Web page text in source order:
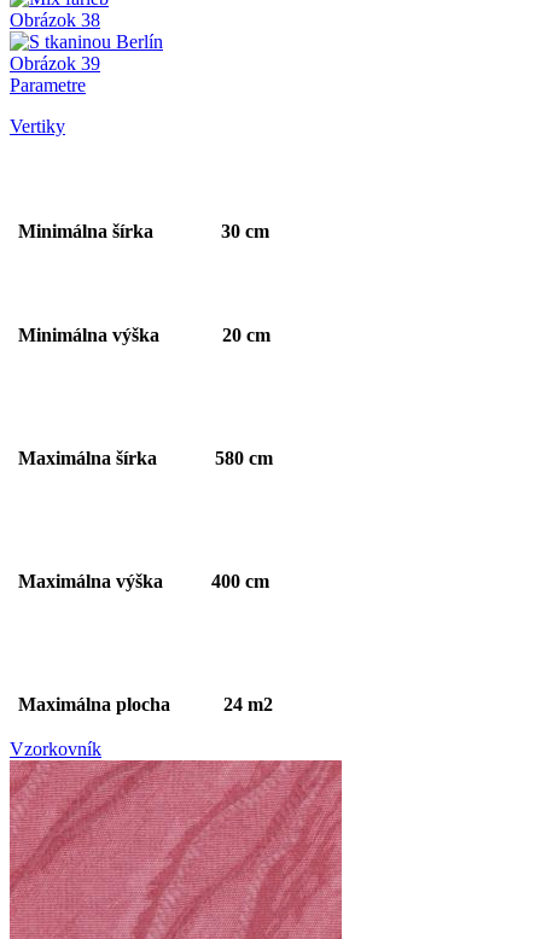
Obrázok 38
Obrázok 39
Parametre
Vertiky
Minimálna šírka 30 cm
Minimálna výška 20 cm
Maximálna šírka 580 cm
Maximálna výška 400 cm
Maximálna plocha 24 m2
Vzorkovník